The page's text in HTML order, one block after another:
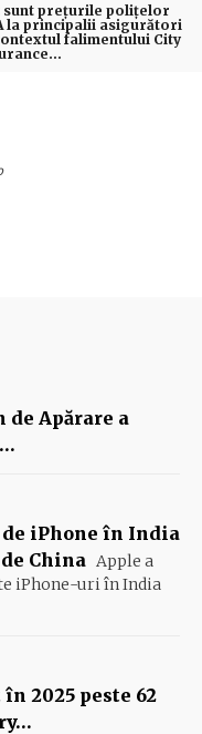
sunt preţurile poliţelor
la principalii asigurători
falimentului City
de Apărare a
de iPhone în India
China Apple a
iPhone-uri în India
2025 peste 62